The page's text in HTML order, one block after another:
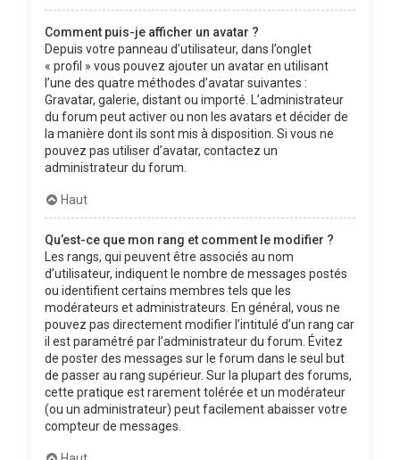
Comment puis-je afficher un avatar ?
Depuis votre panneau d’utilisateur, dans l’onglet
« profil » vous pouvez ajouter un avatar en utilisant
l’une des quatre méthodes d’avatar suivantes :
Gravatar, galerie, distant ou importé. L’administrateur
du forum peut activer ou non les avatars et décider de
la manière dont ils sont mis à disposition. Si vous ne
pouvez pas utiliser d’avatar, contactez un
administrateur du forum.
Haut
Qu’est-ce que mon rang et comment le modifier ?
Les rangs, qui peuvent être associés au nom
d’utilisateur, indiquent le nombre de messages postés
ou identifient certains membres tels que les
modérateurs et administrateurs. En général, vous ne
pouvez pas directement modifier l’intitulé d’un rang car
il est paramétré par l’administrateur du forum. Évitez
de poster des messages sur le forum dans le seul but
de passer au rang supérieur. Sur la plupart des forums,
cette pratique est rarement tolérée et un modérateur
(ou un administrateur) peut facilement abaisser votre
compteur de messages.